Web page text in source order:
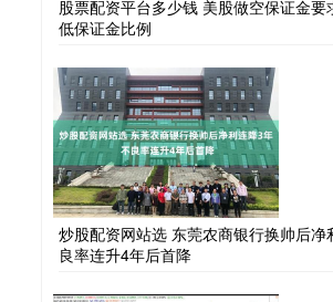
股票配资平台多少钱 美股做空保证金要
低保证金比例
炒股配资网站选 东莞农商银行换帅后净
良率连升4年后首降